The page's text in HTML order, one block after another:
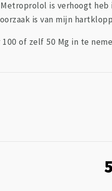
is verhoogt
is van mijn
of zelf 50 Mg in te